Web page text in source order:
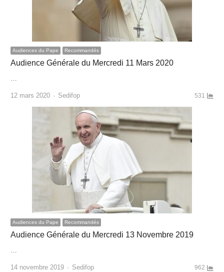
Audiences du Pape Recommandés
Audience Générale du Mercredi 11 Mars 2020
12 mars 2020 Author
Sedifop 531
Audiences du Pape Recommandés
Audience Générale du Mercredi 13 Novembre 2019
…
14 novembre 2019 Author
Sedifop 962